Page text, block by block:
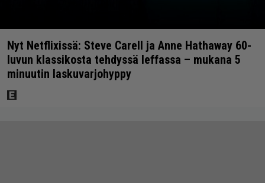
Nyt Netflixissä: Steve Carell ja Anne Hathaway 60-
luvun klassikosta tehdyssä leffassa – mukana 5
minuutin laskuvarjohyppy